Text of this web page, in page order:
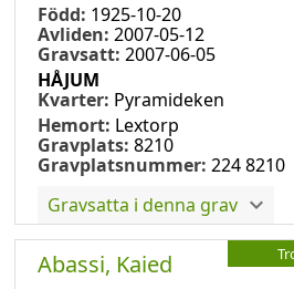
Född: 1925-10-20
Avliden: 2007-05-12
Gravsatt: 2007-06-05
HÅJUM
Kvarter: Pyramideken
Hemort: Lextorp
Gravplats: 8210
Gravplatsnummer: 224 8210
Gravsatta i denna grav
Abassi, Kaied